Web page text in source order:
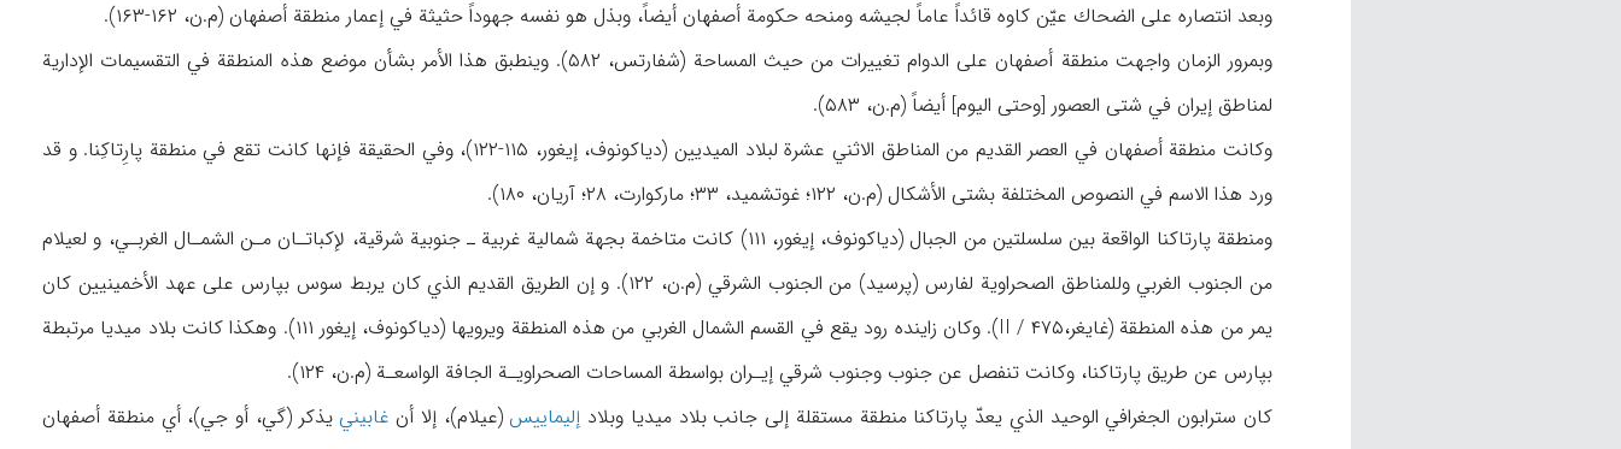
وبعد انتصاره على الضحاك عيّن كاوه قائداً عاماً لجيشه ومنحه حكومة أصفهان أيضاً، وبذل هو نفسه جهوداً حثيثة في إعمار منطقة أصفهان (م.ن، ۱۶۲-۱۶۳).
وبمرور الزمان واجهت منطقة أصفهان على الدوام تغييرات من حيث المساحة (شفارتس، ۵۸۲). وينطبق هذا الأمر بشأن موضع هذه المنطقة في التقسيمات الإدارية
لمناطق إيران في شتى العصور [وحتى اليوم] أيضاً (م.ن، ۵۸۳).
وكانت منطقة أصفهان في العصر القديم من المناطق الاثني عشرة لبلاد الميديين (دياكونوف، إيغور، ۱۱۵-۱۲۲)، وفي الحقيقة فإنها كانت تقع في منطقة پارِتاكِنا. و قد
ورد هذا الاسم في النصوص المختلفة بشتى الأشكال (م.ن، ۱۲۲؛ غوتشميد، ۳۳؛ ماركوارت، ۲۸؛ آريان، ۱۸۰).
ومنطقة پارتاكنا الواقعة بين سلسلتين من الجبال (دياكونوف، إيغور، ۱۱۱) كانت متاخمة بجهة شمالية غربية ـ جنوبية شرقية، لإكباتـان مـن الشمـال الغربـي، و لعيلام
من الجنوب الغربي وللمناطق الصحراوية لفارس (پرسيد) من الجنوب الشرقي (م.ن، ۱۲۲). و إن الطريق القديم الذي كان يربط سوس بپارس على عهد الأخمينيين كان
يمر من هذه المنطقة (غايغر،II / ۴۷۵). وكان زاينده رود يقع في القسم الشمال الغربي من هذه المنطقة ويرويها (دياكونوف، إيغور ۱۱۱). وهكذا كانت بلاد ميديا مرتبطة
بپارس عن طريق پارتاكنا، وكانت تنفصل عن جنوب وجنوب شرقي إيـران بواسطة المساحات الصحراويـة الجافة الواسعـة (م.ن، ۱۲۴).
كان سترابون الجغرافي الوحيد الذي يعدّ پارتاكنا منطقة مستقلة إلى جانب بلاد ميديا وبلاد إليماييس (عيلام)، إلا أن غابينييذكر (گي، أو جي)، أي منطقة أصفهان